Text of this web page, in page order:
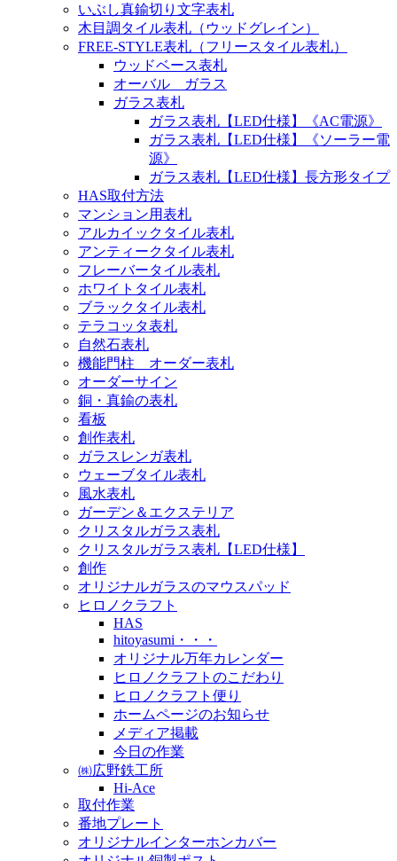
いぶし真鍮切り文字表札
木目調タイル表札（ウッドグレイン）
FREE-STYLE表札（フリースタイル表札）
ウッドベース表札
オーバル ガラス
ガラス表札
ガラス表札【LED仕様】《AC電源》
ガラス表札【LED仕様】《ソーラー電
源》
ガラス表札【LED仕様】長方形タイプ
HAS取付方法
マンション用表札
アルカイックタイル表札
アンティークタイル表札
フレーバータイル表札
ホワイトタイル表札
ブラックタイル表札
テラコッタ表札
自然石表札
機能門柱 オーダー表札
オーダーサイン
銅・真鍮の表札
看板
創作表札
ガラスレンガ表札
ウェーブタイル表札
風水表札
ガーデン＆エクステリア
クリスタルガラス表札
クリスタルガラス表札【LED仕様】
創作
オリジナルガラスのマウスパッド
ヒロノクラフト
HAS
hitoyasumi・・・
オリジナル万年カレンダー
ヒロノクラフトのこだわり
ヒロノクラフト便り
ホームページのお知らせ
メディア掲載
今日の作業
㈱広野鉄工所
Hi-Ace
取付作業
番地プレート
オリジナルインターホンカバー